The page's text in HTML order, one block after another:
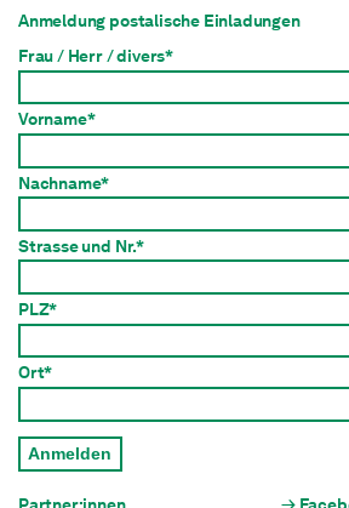
Anmeldung postalische Einladungen
Frau / Herr / divers*
Vorname*
Nachname*
Strasse und Nr.*
PLZ*
Ort*
Anmelden